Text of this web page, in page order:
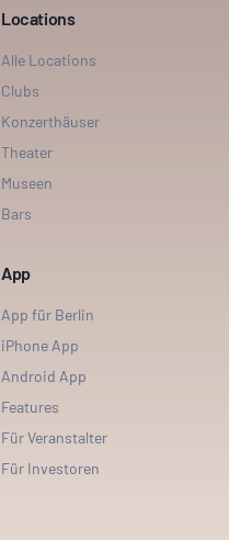
Locations
Alle Locations
Clubs
Konzerthäuser
Theater
Museen
Bars
App
App für Berlin
iPhone App
Android App
Features
Für Veranstalter
Für Investoren